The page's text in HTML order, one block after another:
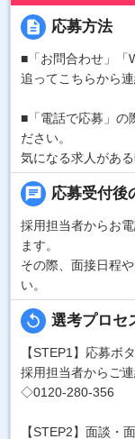
description 応募方法
■「お問合わせ」「
追ってこちらから連
■「電話で応募」の
ださい。
気になる求人があ
chat 応募受付後
採用担当者からお
ます。
その際、面接日程
い。
replay 選考プロセ
【STEP1】応募ボ
採用担当者からご連
◇0120-280-356
【STEP2】面談・